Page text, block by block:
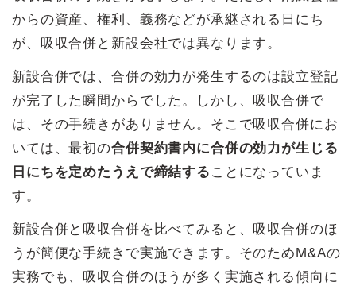
からの資産、権利、義務などが承継される日にち
が、吸収合併と新設会社では異なります。
新設合併では、合併の効力が発生するのは設立登記
が完了した瞬間からでした。しかし、吸収合併で
は、その手続きがありません。そこで吸収合併にお
いては、最初の合併契約書内に合併の効力が生じる
日にちを定めたうえで締結する ことになっていま
す。
新設合併と吸収合併を比べてみると、吸収合併のほ
うが簡便な手続きで実施できます。そのためM&Aの
実務でも、吸収合併のほうが多く実施される傾向に